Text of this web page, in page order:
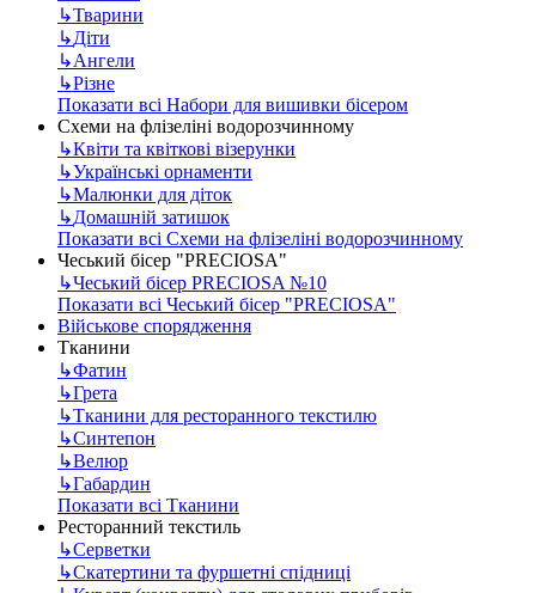
↳Тварини
↳Діти
↳Ангели
↳Різне
Показати всі Набори для вишивки бісером
Схеми на флізеліні водорозчинному
↳Квіти та квіткові візерунки
↳Українські орнаменти
↳Малюнки для діток
↳Домашній затишок
Показати всі Схеми на флізеліні водорозчинному
Чеський бісер "PRECIOSA"
↳Чеський бісер PRECIOSA №10
Показати всі Чеський бісер "PRECIOSA"
Військове спорядження
Тканини
↳Фатин
↳Грета
↳Тканини для ресторанного текстилю
↳Синтепон
↳Велюр
↳Габардин
Показати всі Тканини
Ресторанний текстиль
↳Серветки
↳Скатертини та фуршетні спідниці